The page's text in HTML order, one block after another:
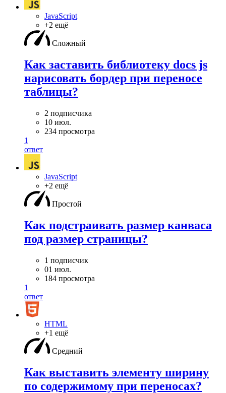
JavaScript
+2 ещё
Сложный
Как заставить библиотеку docs js
нарисовать бордер при переносе
таблицы?
2 подписчика
10 июл.
234 просмотра
1
ответ
JavaScript
+2 ещё
Простой
Как подстраивать размер канваса
под размер страницы?
1 подписчик
01 июл.
184 просмотра
1
ответ
HTML
+1 ещё
Средний
Как выставить элементу ширину
по содержимому при переносах?